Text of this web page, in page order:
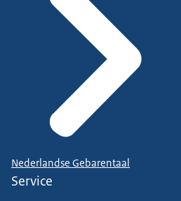
Nederlandse Gebarentaal
Service